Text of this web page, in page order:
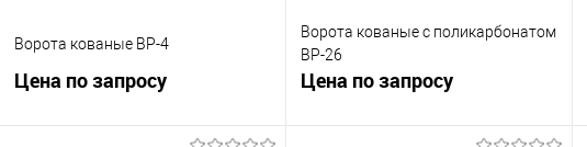
Ворота кованые ВР-4
Цена по запросу
Ворота кованые с поликарбонатом
ВР-26
Цена по запросу